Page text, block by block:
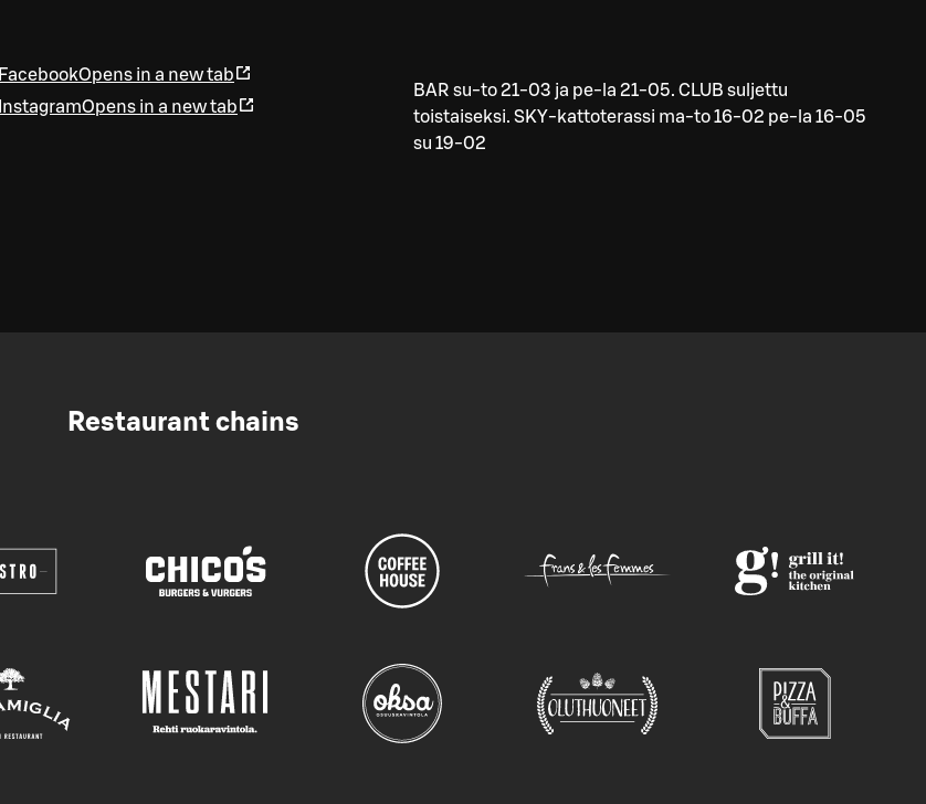
FacebookOpens in a new tab
InstagramOpens in a new tab
BAR su-to 21-03 ja pe-la 21-05. CLUB suljettu
toistaiseksi. SKY-kattoterassi ma-to 16-02 pe-la 16-05
su 19-02
Restaurant chains